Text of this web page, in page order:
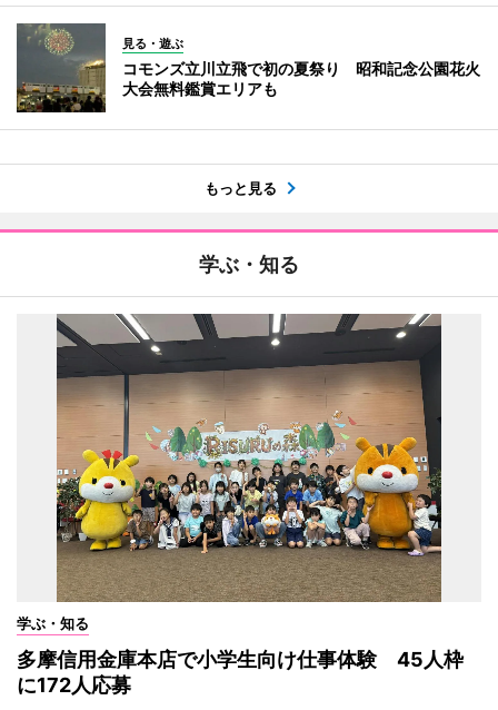
見る・遊ぶ
コモンズ立川立飛で初の夏祭り 昭和記念公園花火
大会無料鑑賞エリアも
もっと見る
学ぶ・知る
学ぶ・知る
多摩信用金庫本店で小学生向け仕事体験 45人枠
に172人応募